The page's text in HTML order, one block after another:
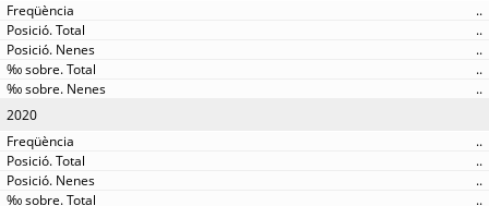
..
..
..
..
..
2020
..
..
..
..